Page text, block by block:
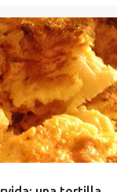
CONCEPCIÓN
+